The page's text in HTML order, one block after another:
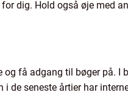
dig. Hold også øje med
få adgang til bøger på. I
de seneste årtier har